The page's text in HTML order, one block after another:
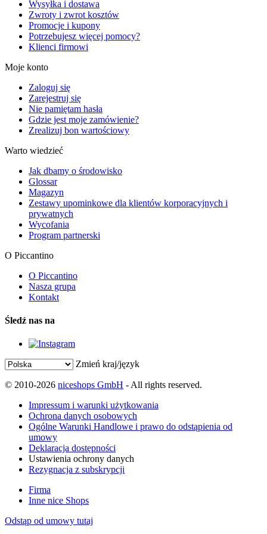
Wysyłka i dostawa
Zwroty i zwrot kosztów
Promocje i kupony
Potrzebujesz więcej pomocy?
Klienci firmowi
Moje konto
Zaloguj się
Zarejestruj się
Nie pamiętam hasła
Gdzie jest moje zamówienie?
Zrealizuj bon wartościowy
Warto wiedzieć
Jak dbamy o środowisko
Glossar
Magazyn
Zestawy upominkowe dla klientów korporacyjnych i
prywatnych
Wycofania
Program partnerski
O Piccantino
O Piccantino
Nasza grupa
Kontakt
Śledź nas na
Zmień kraj/język
© 2010-2026 niceshops GmbH - All rights reserved.
Impressum i warunki użytkowania
Ochrona danych osobowych
Ogólne Warunki Handlowe i prawo do odstąpienia od
umowy
Deklaracja dostępności
Ustawienia ochrony danych
Rezygnacja z subskrypcji
Firma
Inne nice Shops
Odstąp od umowy tutaj